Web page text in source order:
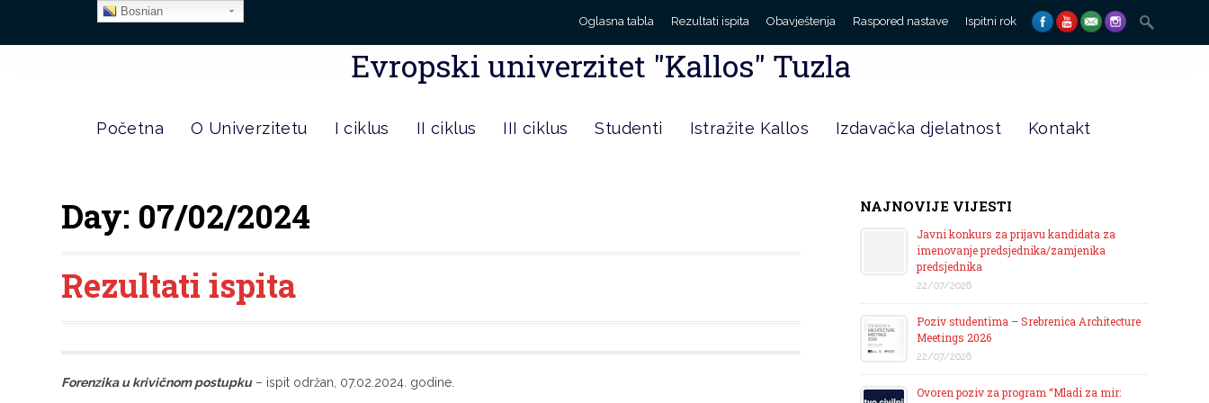
Oglasna tabla Rezultati ispita Obavještenja Raspored nastave Ispitni rok
Search
for:
Evropski univerzitet "Kallos" Tuzla
Početna O Univerzitetu I ciklus II ciklus III ciklus Studenti Istražite Kallos Izdavačka djelatnost Kontakt
Day: 07/02/2024
Rezultati ispita
Forenzika u krivičnom postupku– ispit održan, 07.02.2024. godine.
NAJNOVIJE VIJESTI
Javni konkurs za prijavu kandidata za
imenovanje predsjednika/zamjenika
predsjednika
22/07/2026
Poziv studentima – Srebrenica Architecture
Meetings 2026
22/07/2026
Ovoren poziv za program “Mladi za mir:
Bosnian